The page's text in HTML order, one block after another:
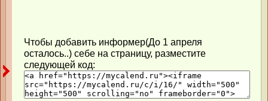
Чтобы добавить информер(До 1 апреля
осталось..) себе на страницу, разместите
следующей код: